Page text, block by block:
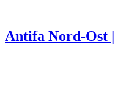
Antifa Nord-Ost